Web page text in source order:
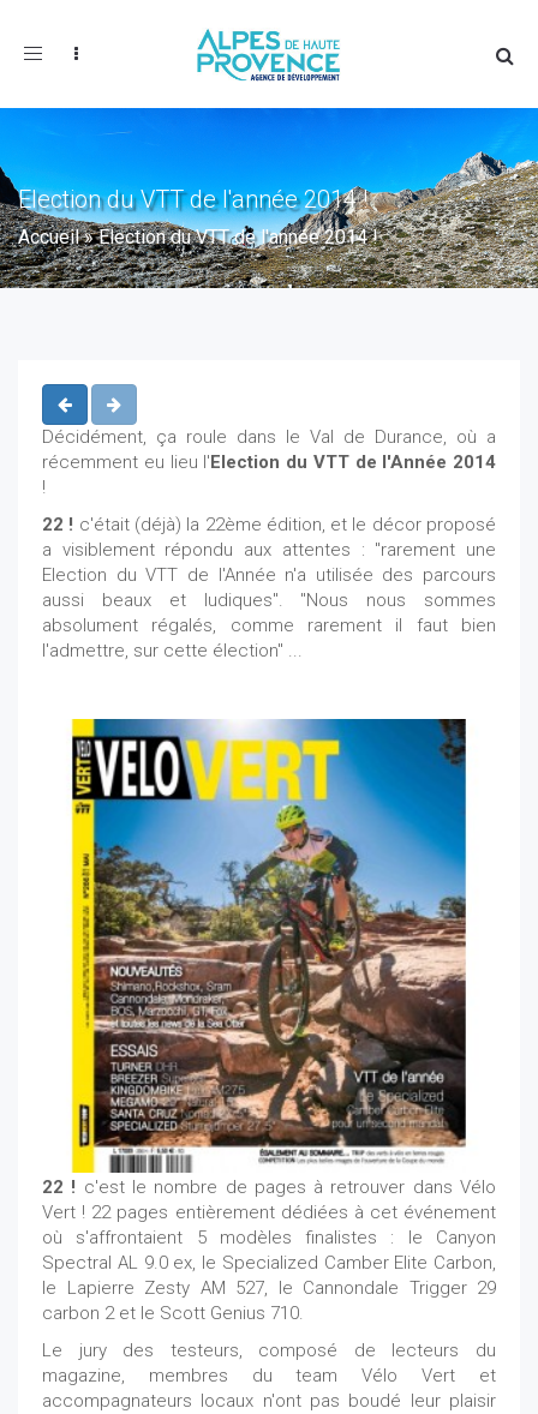
Toggle
Election du VTT de l'année 2014 !
Accueil»Election du VTT de l'année 2014 !
Décidément, ça roule dans le Val de Durance, où a
récemment eu lieu l'Election du VTT de l'Année 2014
!
22 ! c'était (déjà) la 22ème édition, et le décor proposé
a visiblement répondu aux attentes : "rarement une
Election du VTT de l'Année n'a utilisée des parcours
aussi beaux et ludiques". "Nous nous sommes
absolument régalés, comme rarement il faut bien
l'admettre, sur cette élection" ...
22 ! c'est le nombre de pages à retrouver dans Vélo
Vert ! 22 pages entièrement dédiées à cet événement
où s'affrontaient 5 modèles finalistes : le Canyon
Spectral AL 9.0 ex, le Specialized Camber Elite Carbon,
le Lapierre Zesty AM 527, le Cannondale Trigger 29
carbon 2 et le Scott Genius 710.
Le jury des testeurs, composé de lecteurs du
magazine, membres du team Vélo Vert et
accompagnateurs locaux n'ont pas boudé leur plaisir